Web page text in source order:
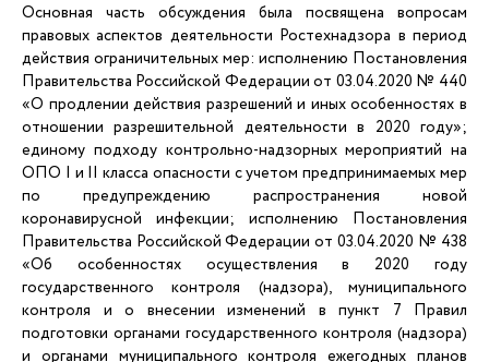
Основная часть обсуждения была посвящена вопросам
правовых аспектов деятельности Ростехнадзора в период
действия ограничительных мер: исполнению Постановления
Правительства Российской Федерации от 03.04.2020 № 440
«О продлении действия разрешений и иных особенностях в
отношении разрешительной деятельности в 2020 году»;
единому подходу контрольно-надзорных мероприятий на
ОПО I и II класса опасности с учетом предпринимаемых мер
по предупреждению распространения новой
коронавирусной инфекции; исполнению Постановления
Правительства Российской Федерации от 03.04.2020 № 438
«Об особенностях осуществления в 2020 году
государственного контроля (надзора), муниципального
контроля и о внесении изменений в пункт 7 Правил
подготовки органами государственного контроля (надзора)
и органами муниципального контроля ежегодных планов